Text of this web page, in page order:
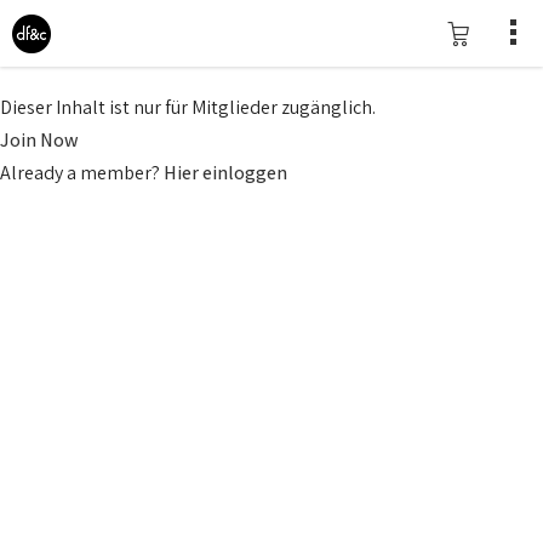
Dieser Inhalt ist nur für Mitglieder zugänglich.
Join Now
Already a member? Hier einloggen